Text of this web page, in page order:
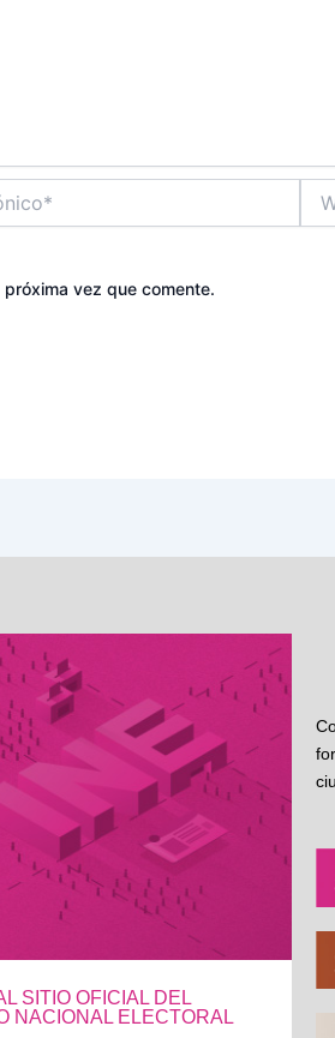
vez que comente.
SITIO OFICIAL DEL
NACIONAL ELECTORAL